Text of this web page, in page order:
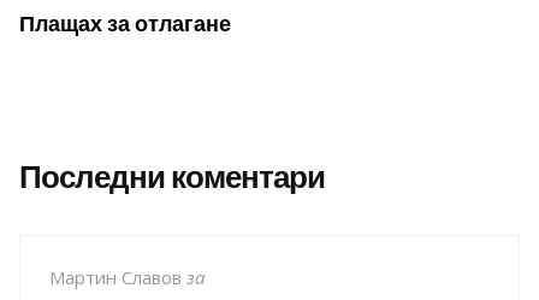
Плащах за отлагане
Последни коментари
Мартин Славов за